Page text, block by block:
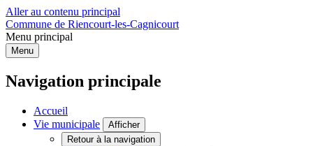
Aller au contenu principal
Commune de Riencourt-les-Cagnicourt
Menu principal
Menu
Navigation principale
Accueil
Vie municipale
Afficher
Retour à la navigation